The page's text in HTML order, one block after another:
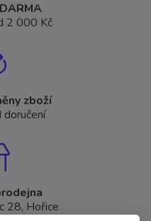
2 000 Kč
zboží
28, Hořice